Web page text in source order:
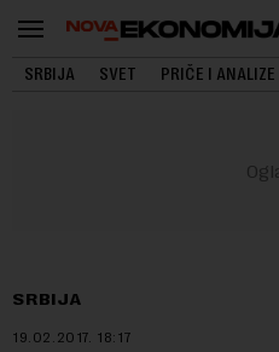
SRBIJA SVET PRIČE I ANALIZE
SRBIJA
19.02.2017. 18:17